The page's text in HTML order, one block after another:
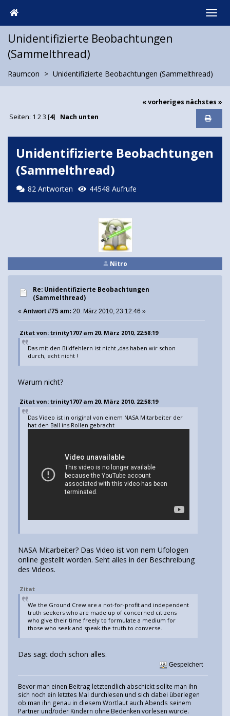
Unidentifizierte Beobachtungen
(Sammelthread)
Raumcon Unidentifizierte Beobachtungen (Sammelthread)
« vorheriges nächstes »
Seiten: 1 2 3 [4] Nach unten
Unidentifizierte Beobachtungen
(Sammelthread)
82 Antworten 44548 Aufrufe
Nitro
Re: Unidentifizierte Beobachtungen
(Sammelthread)
« Antwort #75 am: 20. März 2010, 23:12:46 »
Zitat von: trinity1707 am 20. März 2010, 22:58:19
Das mit den Bildfehlern ist nicht ,das haben wir schon
durch, echt nicht !
Warum nicht?
Zitat von: trinity1707 am 20. März 2010, 22:58:19
Das Video ist in original von einem NASA Mitarbeiter der
hat den Ball ins Rollen gebracht
NASA Mitarbeiter? Das Video ist von nem Ufologen
online gestellt worden. Seht alles in der Beschreibung
des Videos.
Zitat
We the Ground Crew are a not-for-profit and independent
truth seekers who are made up of concerned citizens
who give their time freely to formulate a medium for
those who seek and speak the truth to converse.
Das sagt doch schon alles.
Gespeichert
Bevor man einen Beitrag letztendlich abschickt sollte man ihn
sich noch ein letztes Mal durchlesen und sich dabei überlegen
ob man ihn genau in diesem Wortlaut auch Abends seinem
Partner und/oder Kindern ohne Bedenken vorlesen würde.